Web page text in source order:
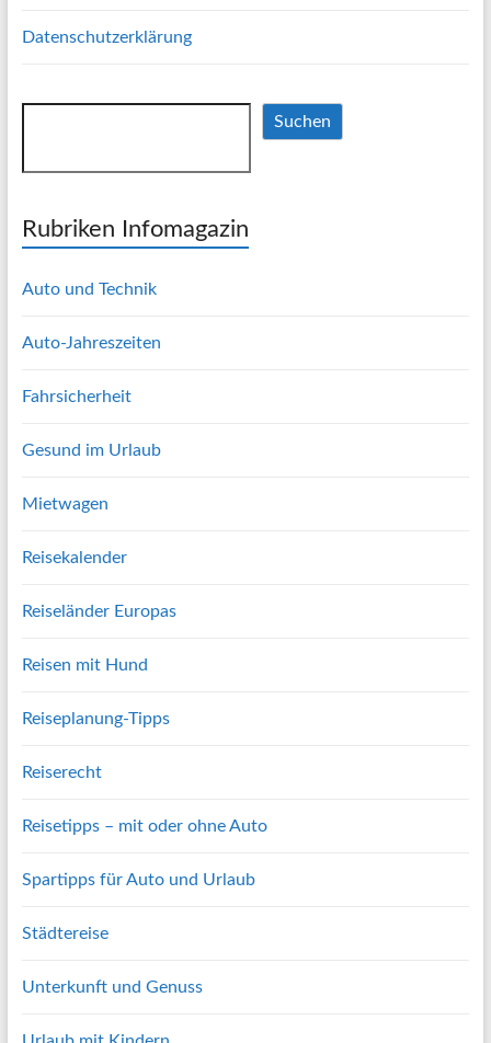
Datenschutzerklärung
Suchen
Rubriken Infomagazin
Auto und Technik
Auto-Jahreszeiten
Fahrsicherheit
Gesund im Urlaub
Mietwagen
Reisekalender
Reiseländer Europas
Reisen mit Hund
Reiseplanung-Tipps
Reiserecht
Reisetipps – mit oder ohne Auto
Spartipps für Auto und Urlaub
Städtereise
Unterkunft und Genuss